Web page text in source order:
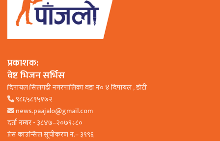
प्रकाशक:
वेष्ट भिजन सर्भिस
दिपायल सिलगढी नगरपालिका वडा न० ४ दिपायल , डाेटी
९८६५८९५१७२
news.paajalo@gmail.com
दर्ता नम्बर - ३८४७–२०७९÷८०
प्रेस काउन्सिल सूचीकरण नं.– ३९९६